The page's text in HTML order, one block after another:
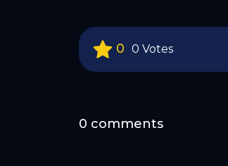
0 0 Votes
0 comments